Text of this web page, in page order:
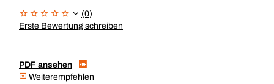
(0)
Erste Bewertung schreiben
PDF ansehen
Weiterempfehlen